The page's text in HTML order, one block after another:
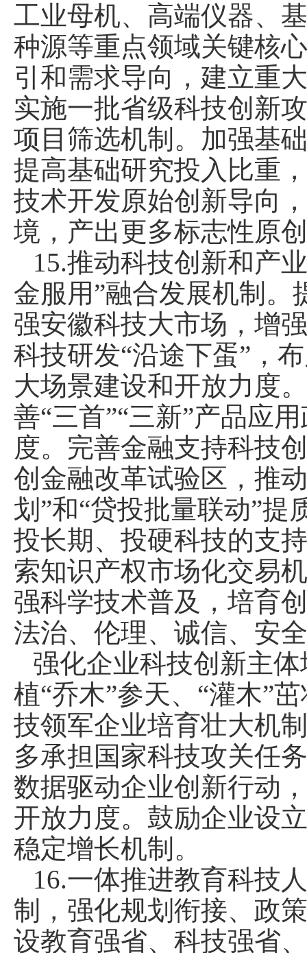
工业母机、高端仪器、
种源等重点领域关键核
引和需求导向，建立重
实施一批省级科技创新
项目筛选机制。加强基
提高基础研究投入比重
技术开发原始创新导向
境，产出更多标志性原
15.推动科技创新和产
金服用”融合发展机制。
强安徽科技大市场，增
科技研发“沿途下蛋”，
大场景建设和开放力度
善“三首”“三新”产品应
度。完善金融支持科技
创金融改革试验区，推
划”和“贷投批量联动”
投长期、投硬科技的支
索知识产权市场化交易
强科学技术普及，培育
法治、伦理、诚信、安
强化企业科技创新主
植“乔木”参天、“灌木”
技领军企业培育壮大机
多承担国家科技攻关任
数据驱动企业创新行动
开放力度。鼓励企业设
稳定增长机制。
16.一体推进教育科技
制，强化规划衔接、政
设教育强省、科技强省